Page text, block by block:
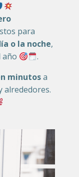
para
o la noche,
año
.
minutosa
alrededores.